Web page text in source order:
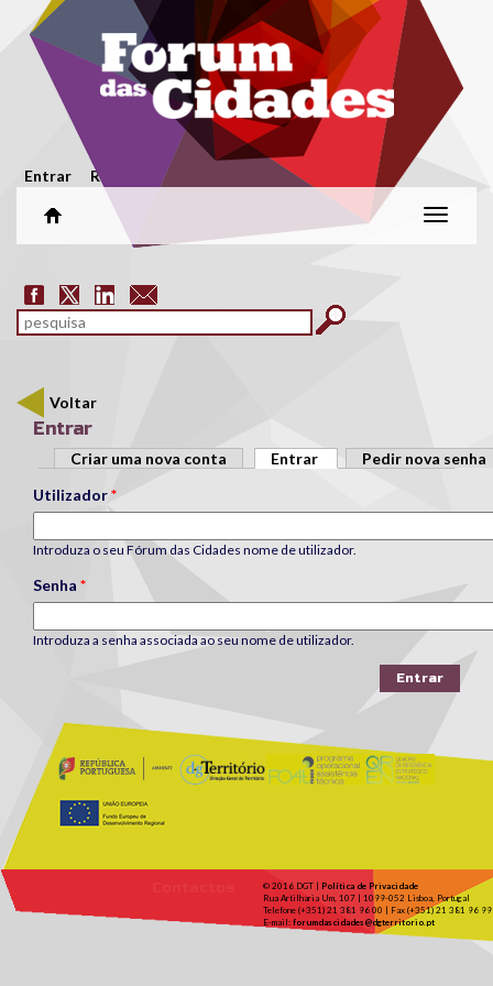
Passar para o conteúdo principal
Menu secundário
Entrar Registar
Alterar
Formulário de pesquisa
pesquisar
Voltar
Entrar
Separadores primários
Criar uma nova conta Entrar (separador ativo)
Pedir nova senha
Utilizador*
Introduza o seu Fórum das Cidades nome de utilizador.
Senha *
Introduza a senha associada ao seu nome de utilizador.
© 2016 DGT | Política de Privacidade
Rua Artilharia Um, 107 | 1099-052 Lisboa, Portugal
Telefone (+351) 21 381 96 00 | Fax (+351) 21 381 96 99
E-mail: forumdascidades@dgterritorio.pt